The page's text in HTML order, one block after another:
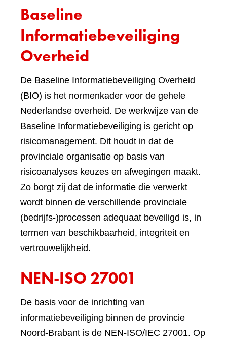
Baseline
Informatiebeveiliging
Overheid
De Baseline Informatiebeveiliging Overheid
(BIO) is het normenkader voor de gehele
Nederlandse overheid. De werkwijze van de
Baseline Informatiebeveiliging is gericht op
risicomanagement. Dit houdt in dat de
provinciale organisatie op basis van
risicoanalyses keuzes en afwegingen maakt.
Zo borgt zij dat de informatie die verwerkt
wordt binnen de verschillende provinciale
(bedrijfs-)processen adequaat beveiligd is, in
termen van beschikbaarheid, integriteit en
vertrouwelijkheid.
NEN-ISO 27001
De basis voor de inrichting van
informatiebeveiliging binnen de provincie
Noord-Brabant is de NEN-ISO/IEC 27001. Op